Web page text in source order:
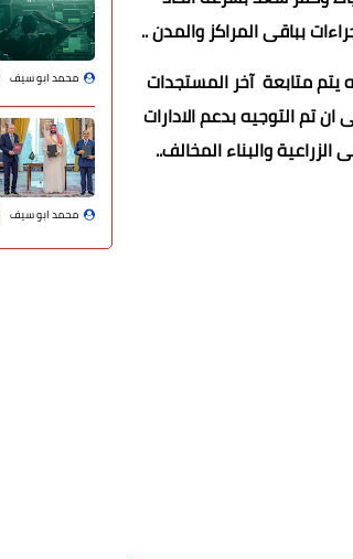
بباقى المراكز والمدن ..
متابعة آخر المستجدات
تم التوجيه بدعم الادارات
والبناء المخالف..
محمد ابو سيف
محمد ابو سيف